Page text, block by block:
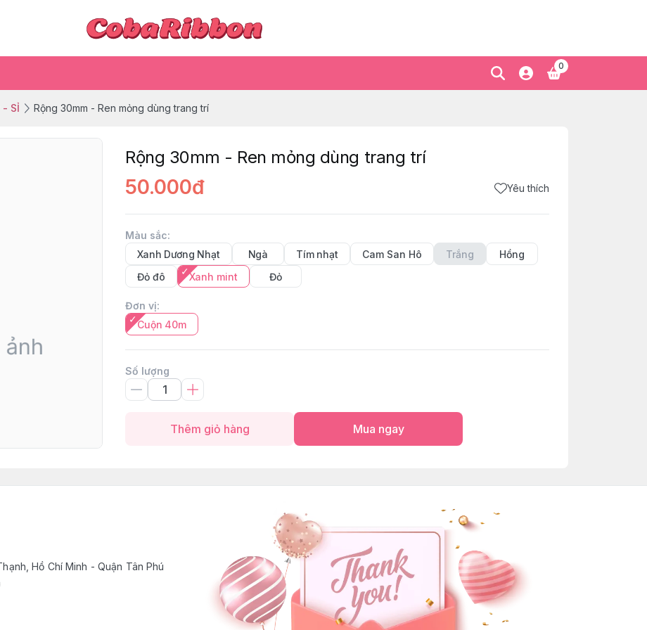
0
- SỈ Rộng 30mm - Ren mỏng dùng trang trí
Rộng 30mm - Ren mỏng dùng trang trí
50.000đ Yêu thích
Màu sắc:
Xanh Dương Nhạt
Ngà Tím nhạt Cam San Hô Trắng
Hồng
Đỏ đô
Xanh mint Đỏ
Đơn vị:
Cuộn 40m
Số lượng
Thêm giỏ hàng Mua ngay
Hồ Chí Minh - Quận Tân Phú